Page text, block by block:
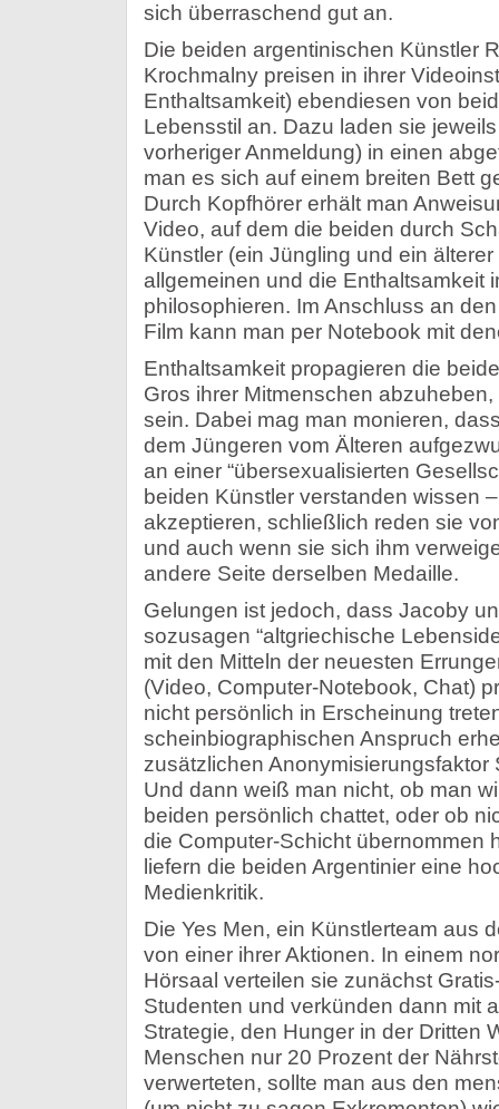
sich überraschend gut an.
Die beiden argentinischen Künstler
Krochmalny preisen in ihrer
Enthaltsamkeit) ebendiesen von
Lebensstil an. Dazu laden sie
vorheriger Anmeldung) in einen
man es sich auf einem breiten Bett
Durch Kopfhörer erhält man
Video, auf dem die beiden durch
Künstler (ein Jüngling und ein
allgemeinen und die Enthaltsamkeit
philosophieren. Im Anschluss an
Film kann man per Notebook mit
Enthaltsamkeit propagieren die
Gros ihrer Mitmenschen abzuheben,
sein. Dabei mag man monieren,
dem Jüngeren vom Älteren
an einer “übersexualisierten
beiden Künstler verstanden wissen
akzeptieren, schließlich reden sie
und auch wenn sie sich ihm
andere Seite derselben Medaille.
Gelungen ist jedoch, dass Jacoby
sozusagen “altgriechische
mit den Mitteln der neuesten
(Video, Computer-Notebook, Chat)
nicht persönlich in Erscheinung
scheinbiographischen Anspruch
zusätzlichen Anonymisierungsfaktor
Und dann weiß man nicht, ob man
beiden persönlich chattet, oder ob
die Computer-Schicht übernommen
liefern die beiden Argentinier eine
Medienkritik.
Die Yes Men, ein Künstlerteam aus
von einer ihrer Aktionen. In einem
Hörsaal verteilen sie zunächst
Studenten und verkünden dann mit
Strategie, den Hunger in der Dritten
Menschen nur 20 Prozent der
verwerteten, sollte man aus den